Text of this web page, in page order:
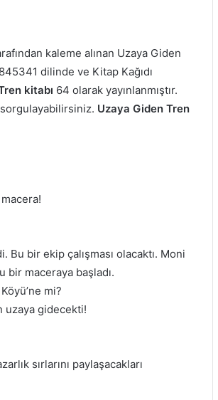
kaleme alınan Uzaya Giden
dilinde ve Kitap Kağıdı
kitabı 64 olarak yayınlanmıştır.
Uzaya Giden Tren
bir ekip çalışması olacaktı. Moni
maceraya başladı.
mi?
uzaya gidecekti!
sırlarını paylaşacakları